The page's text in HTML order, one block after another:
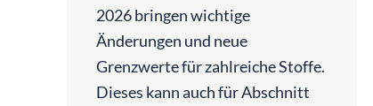
2026 bringen wichtige
Änderungen und neue
Grenzwerte für zahlreiche Stoffe.
Dieses kann auch für Abschnitt